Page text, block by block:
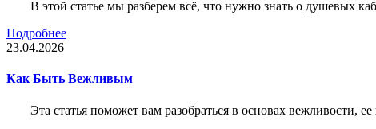
В этой статье мы разберем всё, что нужно знать о душевых
Подробнее
23.04.2026
Как Быть Вежливым
Эта статья поможет вам разобраться в основах вежливости,